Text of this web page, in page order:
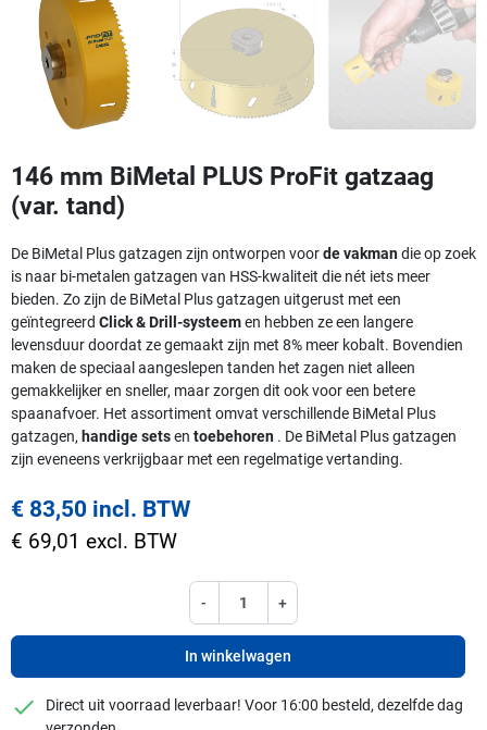
146 mm BiMetal PLUS ProFit gatzaag
(var. tand)
De BiMetal Plus gatzagen zijn ontworpen voorde vakmandie op zoek
is naar bi-metalen gatzagen van HSS-kwaliteit die nét iets meer
bieden. Zo zijn de BiMetal Plus gatzagen uitgerust met een
geïntegreerd Click & Drill-systeemen hebben ze een langere
levensduur doordat ze gemaakt zijn met 8% meer kobalt. Bovendien
maken de speciaal aangeslepen tanden het zagen niet alleen
gemakkelijker en sneller, maar zorgen dit ook voor een betere
spaanafvoer. Het assortiment omvat verschillende BiMetal Plus
gatzagen, handige setsen toebehoren . De BiMetal Plus gatzagen
zijn eveneens verkrijgbaar met een regelmatige vertanding.
€ 83,50 incl. BTW
€ 69,01 excl. BTW
- +
In winkelwagen
checkmark
Direct uit voorraad leverbaar! Voor 16:00 besteld, dezelfde dag